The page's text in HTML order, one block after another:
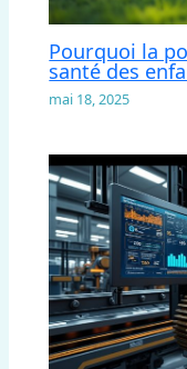
Pourquoi la
santé des
mai 18, 2025